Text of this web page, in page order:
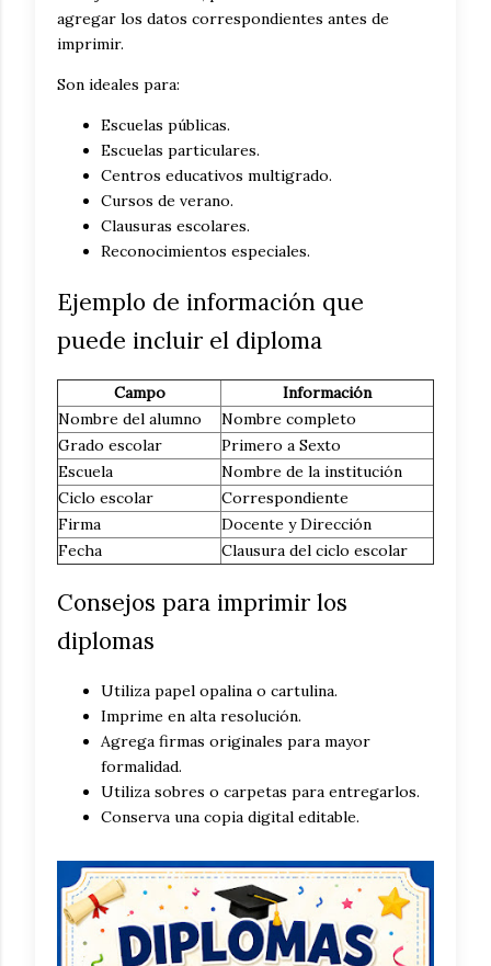
agregar los datos correspondientes antes de
imprimir.
Son ideales para:
Escuelas públicas.
Escuelas particulares.
Centros educativos multigrado.
Cursos de verano.
Clausuras escolares.
Reconocimientos especiales.
Ejemplo de información que
puede incluir el diploma
Campo
Información
Nombre del alumno
Nombre completo
Grado escolar
Primero a Sexto
Escuela
Nombre de la institución
Ciclo escolar
Correspondiente
Firma
Docente y Dirección
Fecha
Clausura del ciclo escolar
Consejos para imprimir los
diplomas
Utiliza papel opalina o cartulina.
Imprime en alta resolución.
Agrega firmas originales para mayor
formalidad.
Utiliza sobres o carpetas para entregarlos.
Conserva una copia digital editable.